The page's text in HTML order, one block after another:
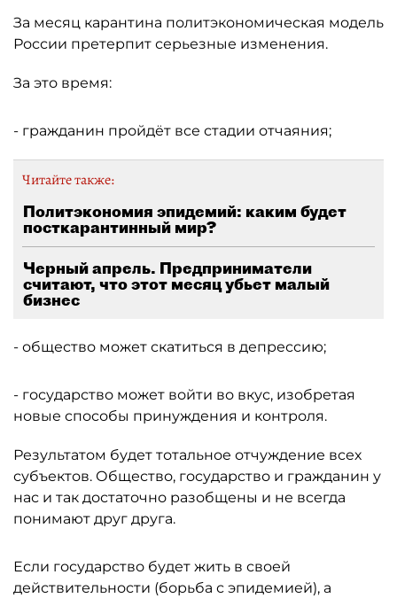
За месяц карантина политэкономическая модель
России претерпит серьезные изменения.
За это время:
- гражданин пройдёт все стадии отчаяния;
Читайте также:
Политэкономия эпидемий: каким будет
посткарантинный мир?
Черный апрель. Предприниматели
считают, что этот месяц убьет малый
бизнес
- общество может скатиться в депрессию;
- государство может войти во вкус, изобретая
новые способы принуждения и контроля.
Результатом будет тотальное отчуждение всех
субъектов. Общество, государство и гражданин у
нас и так достаточно разобщены и не всегда
понимают друг друга.
Если государство будет жить в своей
действительности (борьба с эпидемией), а